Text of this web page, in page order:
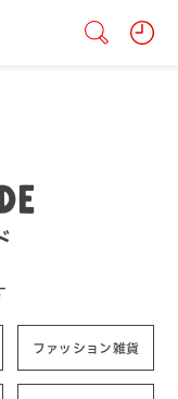
ファッション雑貨